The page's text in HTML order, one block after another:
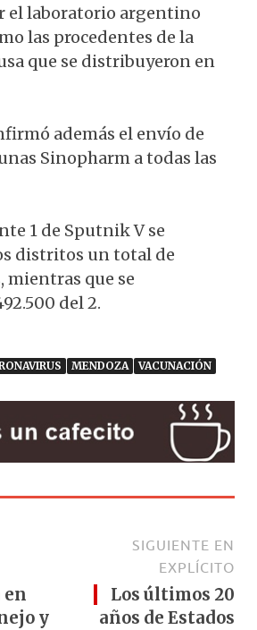
el laboratorio argentino
las procedentes de la
que se distribuyeron en
además el envío de
Sinopharm a todas las
1 de Sputnik V se
distritos un total de
mientras que se
del 2.
MENDOZA VACUNACIÓN
en
y
SIGUIENTE EN
EXPLÍCITO
Los últimos 20
años de Estados